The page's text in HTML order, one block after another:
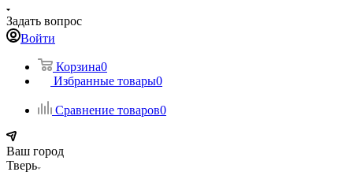
Задать вопрос
Войти
Корзина0
Избранные товары0
Сравнение товаров0
Ваш город
Тверь